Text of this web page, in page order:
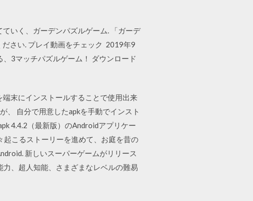
いく、ガーデンパズルゲーム. 「ガーデ
さい. プレイ動画をチェック 2019年9
3マッチパズルゲーム！ ダウンロード
末にインストールすることで使用出来
、 自分で用意したapkを手動でインスト
4.4.2（最新版）のAndroidアプリケー
起こるストーリーを進めて、お庭を昔の
新しいスーパーゲームがリリース
、超人知能、さまざまなレベルの難易